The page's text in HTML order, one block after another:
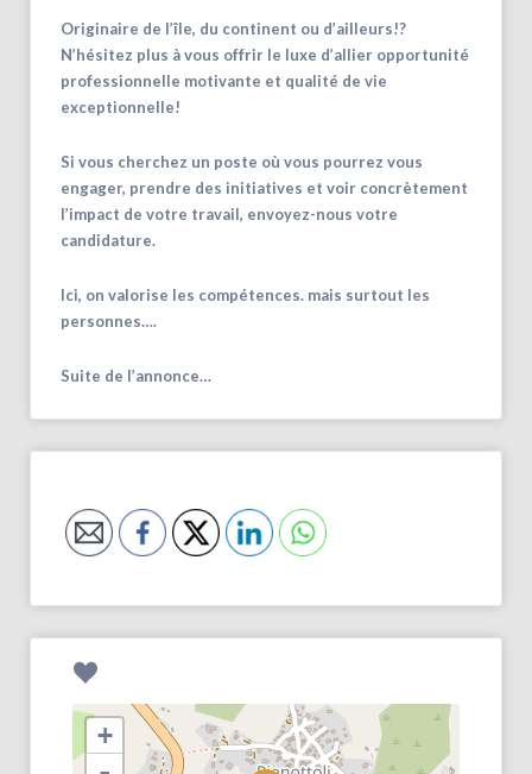
Originaire de l’île, du continent ou d’ailleurs!?
N’hésitez plus à vous offrir le luxe d’allier opportunité
professionnelle motivante et qualité de vie
exceptionnelle!
Si vous cherchez un poste où vous pourrez vous
engager, prendre des initiatives et voir concrètement
l’impact de votre travail, envoyez-nous votre
candidature.
Ici, on valorise les compétences. mais surtout les
personnes….
Suite de l’annonce…
+